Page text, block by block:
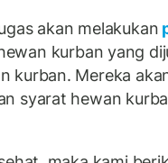
akan melakukan
kurban yang
kurban. Mereka
syarat hewan